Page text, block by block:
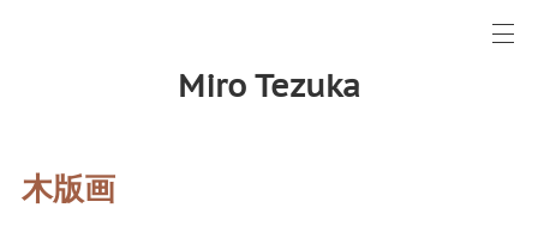
Miro Tezuka
木版画